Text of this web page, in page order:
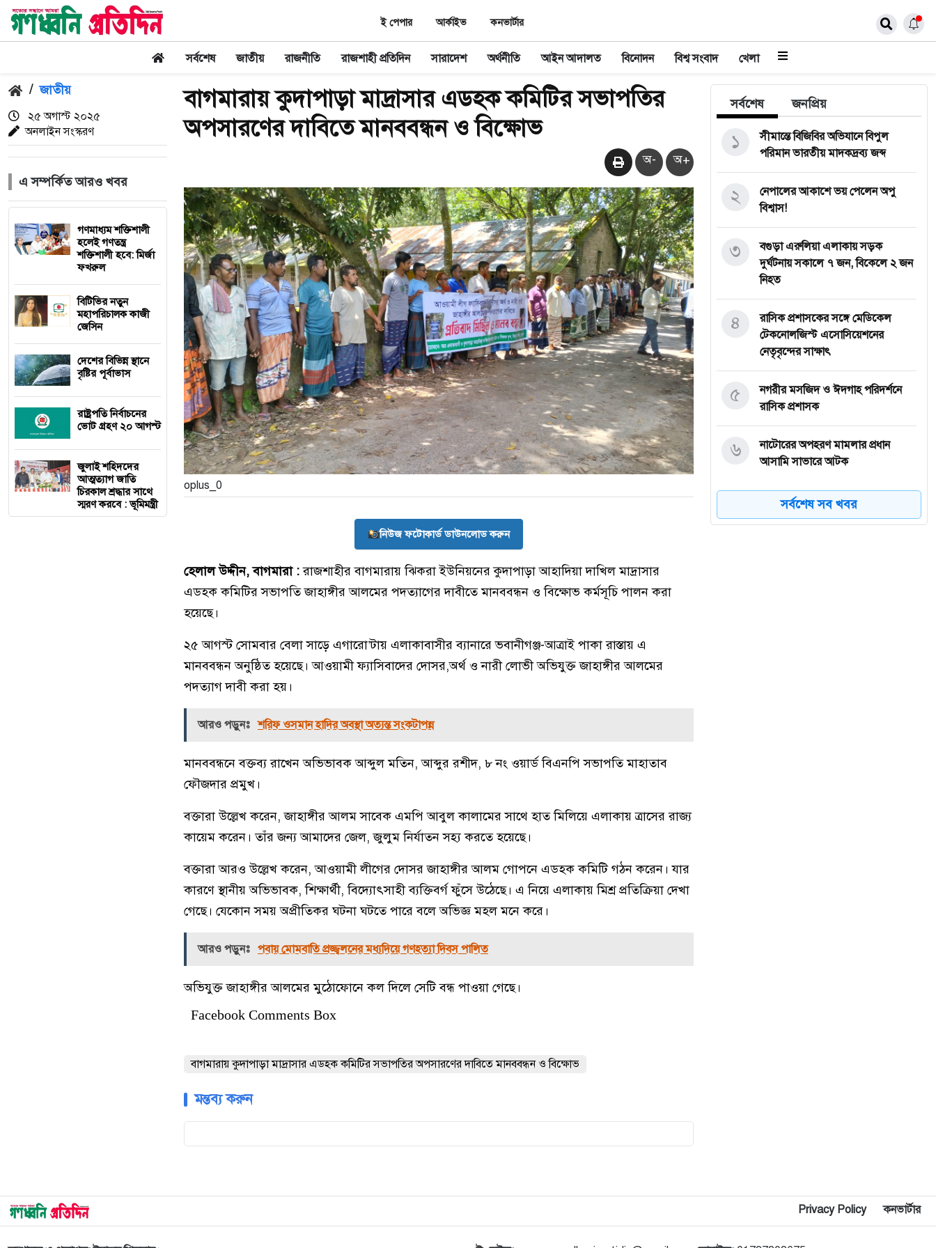
ই পেপার আর্কাইভ কনভার্টার
সর্বশেষ জাতীয় রাজনীতি রাজশাহী প্রতিদিন সারাদেশ অর্থনীতি আইন আদালত বিনোদন বিশ্ব সংবাদ খেলা
/ জাতীয়
২৫ অগাস্ট ২০২৫
অনলাইন সংস্করণ
এ সম্পর্কিত আরও খবর
গণমাধ্যম শক্তিশালী
হলেই গণতন্ত্র
শক্তিশালী হবে: মির্জা
ফখরুল
বিটিভির নতুন
মহাপরিচালক কাজী
জেসিন
দেশের বিভিন্ন স্থানে
বৃষ্টির পূর্বাভাস
রাষ্ট্রপতি নির্বাচনের
ভোট গ্রহণ ২০ আগস্ট
জুলাই শহিদদের
আত্মত্যাগ জাতি
চিরকাল শ্রদ্ধার সাথে
স্মরণ করবে : ভূমিমন্ত্রী
বাগমারায় কুদাপাড়া মাদ্রাসার এডহক কমিটির সভাপতির
অপসারণের দাবিতে মানববন্ধন ও বিক্ষোভ
অ- অ+
oplus_0
নিউজ ফটোকার্ড ডাউনলোড করুন
হেলাল উদ্দীন, বাগমারা :রাজশাহীর বাগমারায় ঝিকরা ইউনিয়নের কুদাপাড়া আহাদিয়া দাখিল মাদ্রাসার
এডহক কমিটির সভাপতি জাহাঙ্গীর আলমের পদত্যাগের দাবীতে মানববন্ধন ও বিক্ষোভ কর্মসূচি পালন করা
হয়েছে।
২৫ আগস্ট সোমবার বেলা সাড়ে এগারো’টায় এলাকাবাসীর ব্যানারে ভবানীগঞ্জ-আত্রাই পাকা রাস্তায় এ
মানববন্ধন অনুষ্ঠিত হয়েছে। আওয়ামী ফ্যাসিবাদের দোসর,অর্থ ও নারী লোভী অভিযুক্ত জাহাঙ্গীর আলমের
পদত্যাগ দাবী করা হয়।
আরও পড়ুনঃ শরিফ ওসমান হাদির অবস্থা অত্যন্ত সংকটাপন্ন
মানববন্ধনে বক্তব্য রাখেন অভিভাবক আব্দুল মতিন, আব্দুর রশীদ, ৮ নং ওয়ার্ড বিএনপি সভাপতি মাহাতাব
ফৌজদার প্রমুখ।
বক্তারা উল্লেখ করেন, জাহাঙ্গীর আলম সাবেক এমপি আবুল কালামের সাথে হাত মিলিয়ে এলাকায় ত্রাসের রাজ্য
কায়েম করেন। তাঁর জন্য আমাদের জেল, জুলুম নির্যাতন সহ্য করতে হয়েছে।
বক্তারা আরও উল্লেখ করেন, আওয়ামী লীগের দোসর জাহাঙ্গীর আলম গোপনে এডহক কমিটি গঠন করেন। যার
কারণে স্থানীয় অভিভাবক, শিক্ষার্থী, বিদ্যোৎসাহী ব্যক্তিবর্গ ফুঁসে উঠেছে। এ নিয়ে এলাকায় মিশ্র প্রতিক্রিয়া দেখা
গেছে। যেকোন সময় অপ্রীতিকর ঘটনা ঘটতে পারে বলে অভিজ্ঞ মহল মনে করে।
আরও পড়ুনঃ পবায় মোমবাতি প্রজ্জ্বলনের মধ্যদিয়ে গণহত্যা দিবস পালিত
অভিযুক্ত জাহাঙ্গীর আলমের মুঠোফোনে কল দিলে সেটি বন্ধ পাওয়া গেছে।
Facebook Comments Box
বাগমারায় কুদাপাড়া মাদ্রাসার এডহক কমিটির সভাপতির অপসারণের দাবিতে মানববন্ধন ও বিক্ষোভ
মন্তব্য করুন
সর্বশেষ জনপ্রিয়
সীমান্তে বিজিবির অভিযানে বিপুল
পরিমান ভারতীয় মাদকদ্রব্য জব্দ
১
নেপালের আকাশে ভয় পেলেন অপু
বিশ্বাস!
২
বগুড়া এরুলিয়া এলাকায় সড়ক
দুর্ঘট্নায় সকালে ৭ জন, বিকেলে ২ জন
নিহত
৩
রাসিক প্রশাসকের সঙ্গে মেডিকেল
টেকনোলজিস্ট এসোসিয়েশনের
নেতৃবৃন্দের সাক্ষাৎ
৪
নগরীর মসজিদ ও ঈদগাহ পরিদর্শনে
রাসিক প্রশাসক
৫
নাটোরের অপহরণ মামলার প্রধান
আসামি সাভারে আটক
৬
নওগাঁর মান্দায় ২৯৬ বোতল
ফেন্সিডিলসহ ২ মাদক কারবারি
আট বছর পর ফিরছেন প্রীতি, জানালেন
বিরতির কারণ
সর্বশেষ সব খবর
Privacy Policy কনভার্টার